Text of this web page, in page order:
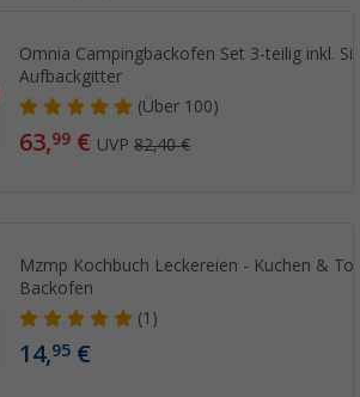
Omnia Campingbackofen Set 3-teilig inkl.
Aufbackgitter
(Über100)
63,99 € UVP82,40 €
Mzmp Kochbuch Leckereien - Kuchen &
Backofen
(1)
14,95 €